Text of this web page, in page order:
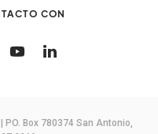
CON
Box 780374 San Antonio,